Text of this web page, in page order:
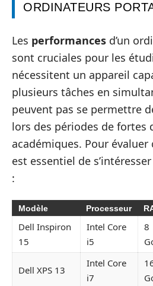
ORDINATEURS
Les performances d’un
sont cruciales pour les
nécessitent un appareil
plusieurs tâches en
peuvent pas se permettre
lors des périodes de fortes
académiques. Pour
est essentiel de
:
Modèle Processeur
Dell Inspiron
15
Intel Core
i5
8
Dell XPS 13
Intel Core
i7